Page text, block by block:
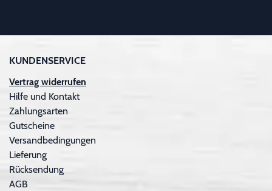
KUNDENSERVICE
Vertrag widerrufen
Hilfe und Kontakt
Zahlungsarten
Gutscheine
Versandbedingungen
Lieferung
Rücksendung
AGB